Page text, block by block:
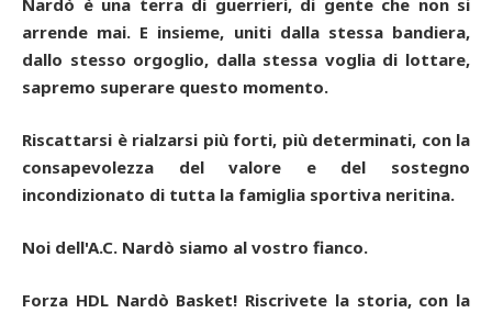
Nardò è una terra di guerrieri, di gente che non si
arrende mai. E insieme, uniti dalla stessa bandiera,
dallo stesso orgoglio, dalla stessa voglia di lottare,
sapremo superare questo momento.
Riscattarsi è rialzarsi più forti, più determinati, con la
consapevolezza del valore e del sostegno
incondizionato di tutta la famiglia sportiva neritina.
Noi dell'A.C. Nardò siamo al vostro fianco.
Forza HDL Nardò Basket! Riscrivete la storia, con la